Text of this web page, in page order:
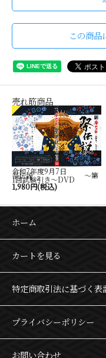
この商品
売れ筋商品
令和7年度9月7日
祭伝説 ～第
1回試験引き～DVD
1,980円(税込)
ホーム
カートを見る
特定商取引法に基づく表
プライバシーポリシー
お問い合わせ